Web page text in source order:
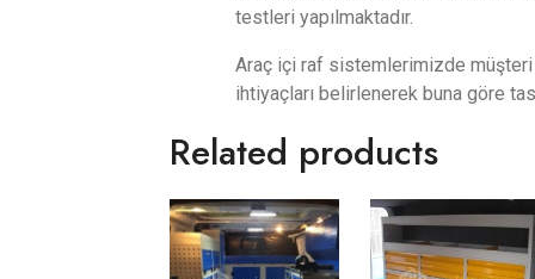
testleri yapılmaktadır.
Araç içi raf sistemlerimizde müşteri
ihtiyaçları belirlenerek buna göre
Related products